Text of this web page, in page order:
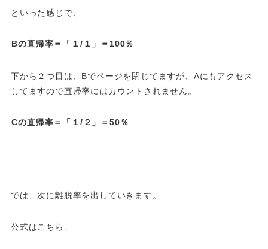
といった感じで、
Bの直帰率＝「１/１」＝100％
下から２つ目は、Bでページを閉じてますが、Aにもアクセス
してますので直帰率にはカウントされません。
Cの直帰率＝「１/２」＝50％
では、次に離脱率を出していきます。
公式はこちら↓